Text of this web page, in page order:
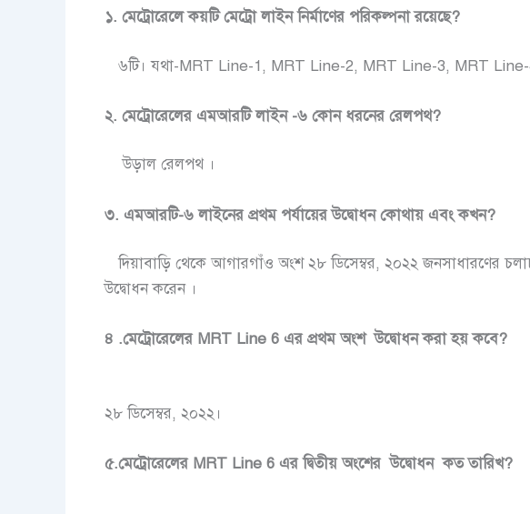
১. মেট্রোরেলে কয়টিমেট্রো লাইন নির্মাণের পরিকল্পনা রয়েছে?
৬টি। যথা-MRT Line-1, MRT Line-2, MRT Line-3, MRT
২. মেট্রোরেলের এমআরটি লাইন -৬ কোন ধরনের রেলপথ?
উড়াল রেলপথ ।
৩. এমআরটি-৬ লাইনের প্রথম পর্যায়ের উদ্বোধন কোথায় এবং কখন?
দিয়াবাড়ি থেকে আগারগাঁও অংশ ২৮ ডিসেম্বর, ২০২২ জনসাধারণের
উদ্বোধন করেন ।
৪ .মেট্রোরেলের MRT Line 6 এর প্রথম অংশ উদ্বোধন করা হয় কবে?
২৮ ডিসেম্বর, ২০২২।
৫.মেট্রোরেলের MRT Line 6 এর দ্বিতীয় অংশের উদ্বোধন কত তারিখ?